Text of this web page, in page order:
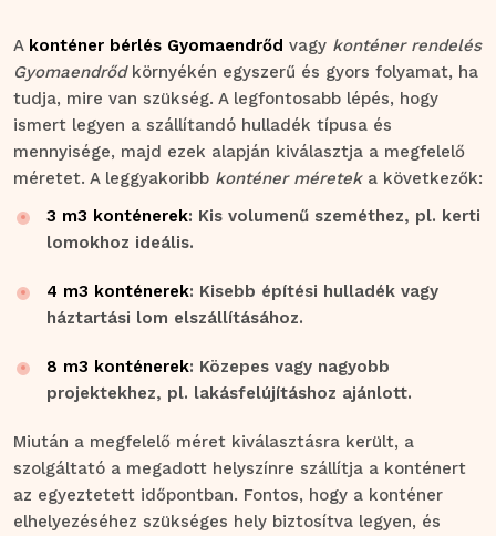
A konténer bérlés Gyomaendrőd vagy konténer rendelés
Gyomaendrőd környékén egyszerű és gyors folyamat, ha
tudja, mire van szükség. A legfontosabb lépés, hogy
ismert legyen a szállítandó hulladék típusa és
mennyisége, majd ezek alapján kiválasztja a megfelelő
méretet. A leggyakoribb konténer méreteka következők:
3 m3 konténerek: Kis volumenű szeméthez, pl. kerti
lomokhoz ideális.
4 m3 konténerek: Kisebb építési hulladék vagy
háztartási lom elszállításához.
8 m3 konténerek: Közepes vagy nagyobb
projektekhez, pl. lakásfelújításhoz ajánlott.
Miután a megfelelő méret kiválasztásra került, a
szolgáltató a megadott helyszínre szállítja a konténert
az egyeztetett időpontban. Fontos, hogy a konténer
elhelyezéséhez szükséges hely biztosítva legyen, és